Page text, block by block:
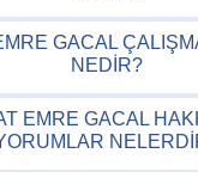
GACAL
NEDIR?
EMRE GACAL